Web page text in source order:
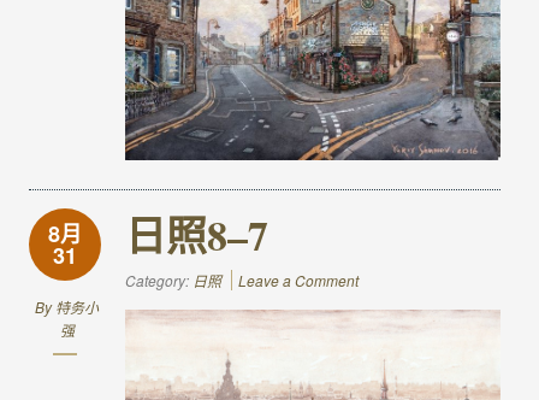
8月
31
By特务小
强
日照8–7
Category: 日照 Leave a Comment